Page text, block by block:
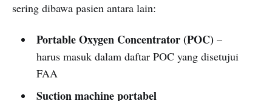
sering dibawa pasien antara lain:
Portable Oxygen Concentrator (POC)–
harus masuk dalam daftar POC yang disetujui
FAA
Suction machine portabel